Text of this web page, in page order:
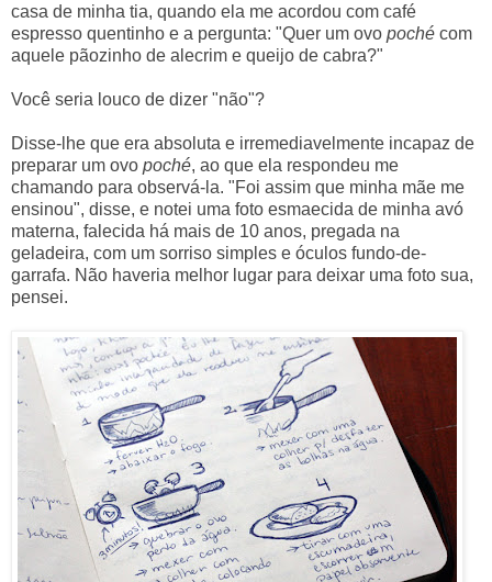
casa de minha tia, quando ela me acordou com café
espresso quentinho e a pergunta: "Quer um ovo poché com
aquele pãozinho de alecrim e queijo de cabra?"
Você seria louco de dizer "não"?
Disse-lhe que era absoluta e irremediavelmente incapaz de
preparar um ovo poché, ao que ela respondeu me
chamando para observá-la. "Foi assim que minha mãe me
ensinou", disse, e notei uma foto esmaecida de minha avó
materna, falecida há mais de 10 anos, pregada na
geladeira, com um sorriso simples e óculos fundo-de-
garrafa. Não haveria melhor lugar para deixar uma foto sua,
pensei.